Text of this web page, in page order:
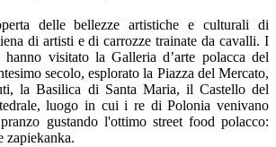
delle bellezze artistiche e culturali di
di artisti e di carrozze trainate da cavalli. I
hanno visitatola Galleria d’arte polacca del
secolo, esplorato la Piazza del Mercato,
la Basilica di Santa Maria, il Castello del
luogo in cui i re di Polonia venivano
gustando l'ottimostreet food polacco:
zapiekanka.